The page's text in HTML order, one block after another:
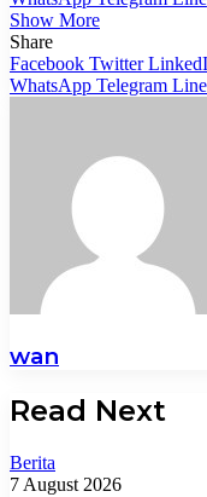
Show More
Share
Facebook Twitter
WhatsApp Telegram Line
wan
Read Next
Berita
7 August 2026